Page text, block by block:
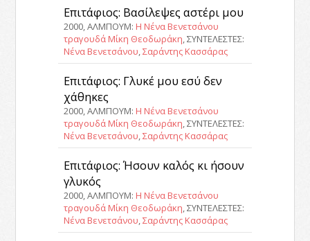
Επιτάφιος: Βασίλεψες αστέρι μου
2000, ΑΛΜΠΟΥΜ: Η Νένα Βενετσάνου
τραγουδά Μίκη Θεοδωράκη, ΣΥΝΤΕΛΕΣΤΕΣ:
Νένα Βενετσάνου,Σαράντης Κασσάρας
Επιτάφιος: Γλυκέ μου εσύ δεν
χάθηκες
2000, ΑΛΜΠΟΥΜ: Η Νένα Βενετσάνου
τραγουδά Μίκη Θεοδωράκη, ΣΥΝΤΕΛΕΣΤΕΣ:
Νένα Βενετσάνου,Σαράντης Κασσάρας
Επιτάφιος: Ήσουν καλός κι ήσουν
γλυκός
2000, ΑΛΜΠΟΥΜ: Η Νένα Βενετσάνου
τραγουδά Μίκη Θεοδωράκη, ΣΥΝΤΕΛΕΣΤΕΣ:
Νένα Βενετσάνου,Σαράντης Κασσάρας